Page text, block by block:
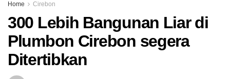
Home Cirebon
300 Lebih Bangunan Liar di
Plumbon Cirebon segera
Ditertibkan